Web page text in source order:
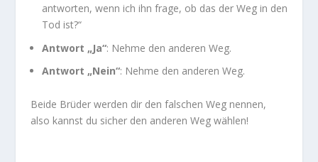
antworten, wenn ich ihn frage, ob das der Weg in den
Tod ist?“
Antwort „Ja“: Nehme den anderen Weg.
Antwort „Nein“: Nehme den anderen Weg.
Beide Brüder werden dir den falschen Weg nennen,
also kannst du sicher den anderen Weg wählen!